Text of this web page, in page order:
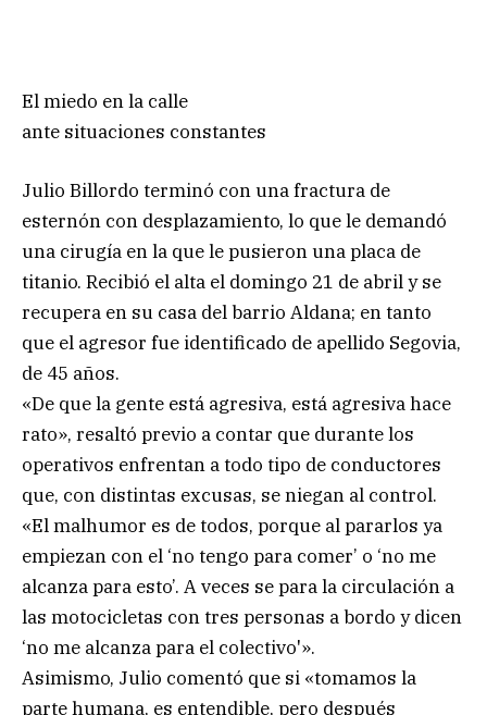
El miedo en la calle
ante situaciones constantes
Julio Billordo terminó con una fractura de
esternón con desplazamiento, lo que le demandó
una cirugía en la que le pusieron una placa de
titanio. Recibió el alta el domingo 21 de abril y se
recupera en su casa del barrio Aldana; en tanto
que el agresor fue identificado de apellido Segovia,
de 45 años.
«De que la gente está agresiva, está agresiva hace
rato», resaltó previo a contar que durante los
operativos enfrentan a todo tipo de conductores
que, con distintas excusas, se niegan al control.
«El malhumor es de todos, porque al pararlos ya
empiezan con el ‘no tengo para comer’ o ‘no me
alcanza para esto’. A veces se para la circulación a
las motocicletas con tres personas a bordo y dicen
‘no me alcanza para el colectivo'».
Asimismo, Julio comentó que si «tomamos la
parte humana, es entendible, pero después